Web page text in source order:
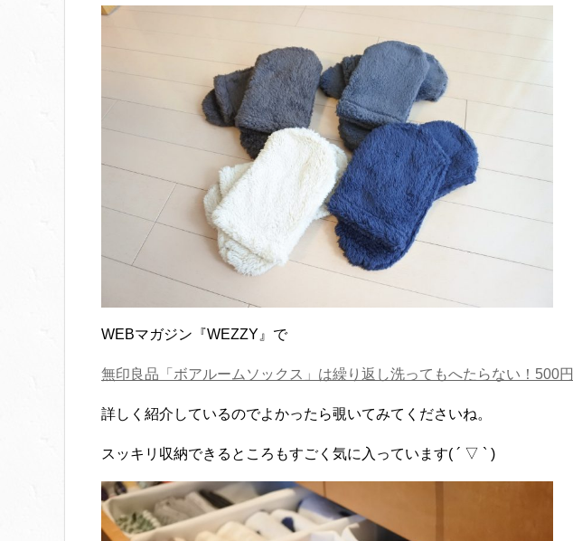
WEBマガジン『WEZZY』で
無印良品「ボアルームソックス」は繰り返し洗ってもへたらない！500
詳しく紹介しているのでよかったら覗いてみてくださいね。
スッキリ収納できるところもすごく気に入っています( ´ ▽ ` )